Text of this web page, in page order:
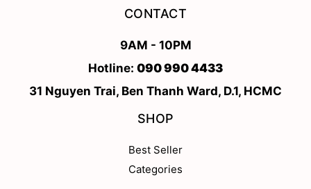
CONTACT
9AM - 10PM
Hotline: 090 990 4433
31 Nguyen Trai, Ben Thanh Ward, D.1, HCMC
SHOP
Best Seller
Categories